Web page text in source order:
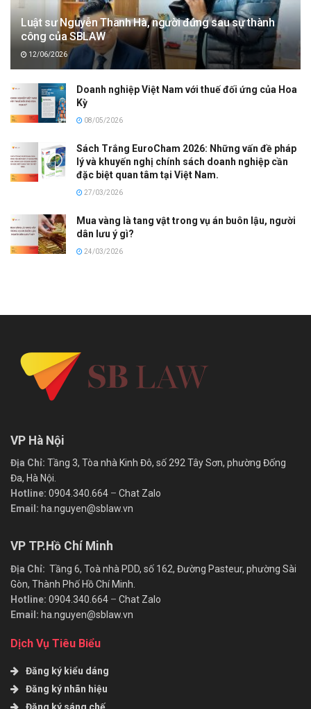
Luật sư Nguyễn Thanh Hà, người đứng sau sự thành
công của SBLAW
12/06/2026
Doanh nghiệp Việt Nam với thuế đối ứng của Hoa
Kỳ
08/05/2026
Sách Trắng EuroCham 2026: Những vấn đề pháp
lý và khuyến nghị chính sách doanh nghiệp cần
đặc biệt quan tâm tại Việt Nam.
27/03/2026
Mua vàng là tang vật trong vụ án buôn lậu, người
dân lưu ý gì?
24/03/2026
VP Hà Nội
Địa Chỉ: Tầng 3, Tòa nhà Kinh Đô, số 292 Tây Sơn, phường Đống
Đa, Hà Nội.
Hotline: 0904.340.664 – Chat Zalo
Email: ha.nguyen@sblaw.vn
VP TP.Hồ Chí Minh
Địa Chỉ: Tầng 6, Toà nhà PDD, số 162, Đường Pasteur, phường Sài
Gòn, Thành Phố Hồ Chí Minh.
Hotline: 0904.340.664 – Chat Zalo
Email: ha.nguyen@sblaw.vn
Dịch Vụ Tiêu Biểu
Đăng ký kiểu dáng
Đăng ký nhãn hiệu